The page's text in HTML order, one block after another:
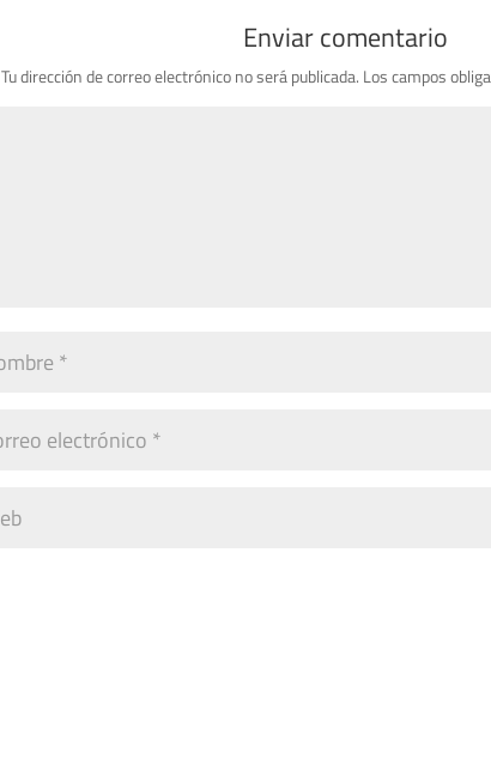
Enviar comentario
Tu dirección de correo electrónico no será publicada. Los campos